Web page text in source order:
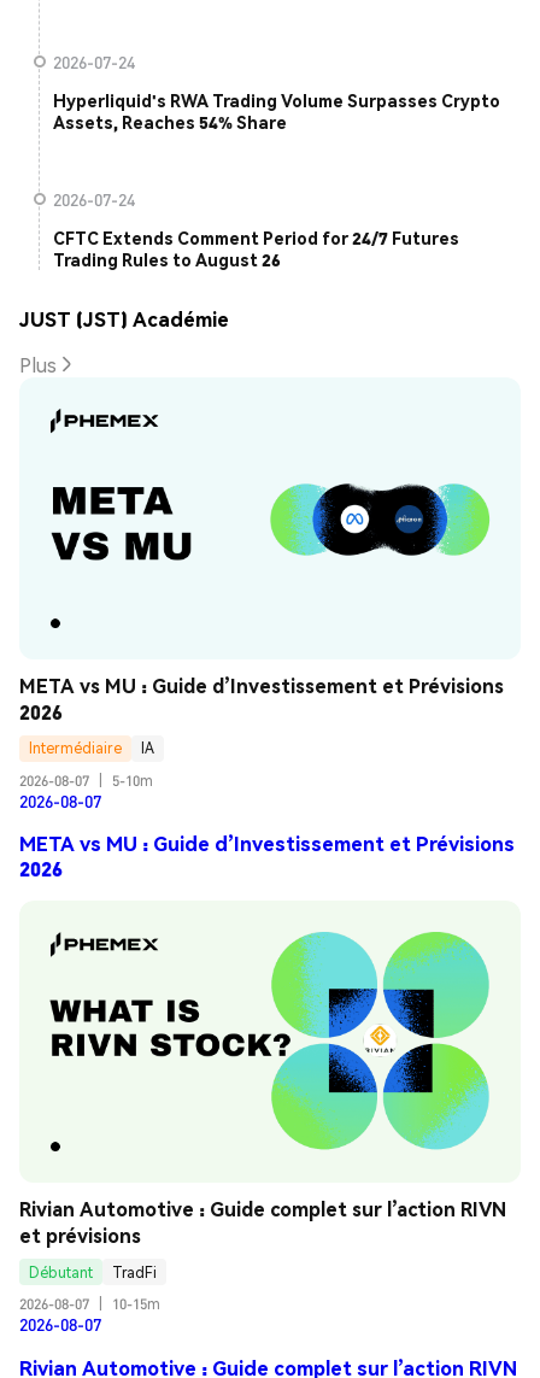
2026-07-24
Hyperliquid's RWA Trading Volume Surpasses Crypto
Assets, Reaches 54% Share
2026-07-24
CFTC Extends Comment Period for 24/7 Futures
Trading Rules to August 26
JUST (JST) Académie
Plus
META vs MU : Guide d’Investissement et Prévisions
2026
Intermédiaire
IA
2026-08-07
5-10m
2026-08-07
META vs MU : Guide d’Investissement et Prévisions
2026
Rivian Automotive : Guide complet sur l’action RIVN
et prévisions
Débutant
TradFi
2026-08-07
10-15m
2026-08-07
Rivian Automotive : Guide complet sur l’action RIVN